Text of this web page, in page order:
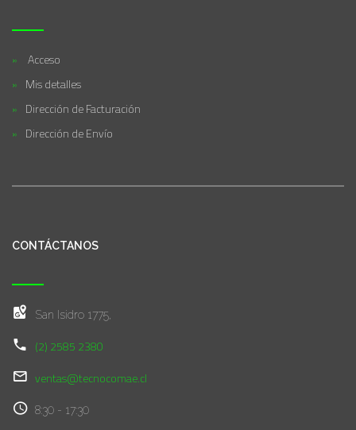
Acceso
Mis detalles
Dirección de Facturación
Dirección de Envío
CONTÁCTANOS
San Isidro 1775,
(2) 2585 2380
ventas@tecnocomae.cl
8:30 - 17:30